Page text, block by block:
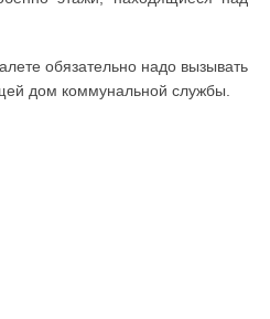
обязательно надо вызывать
дом коммунальной службы.